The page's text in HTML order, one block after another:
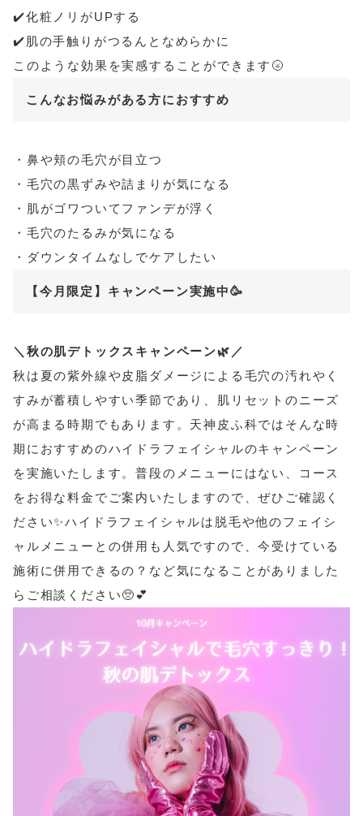
✔️化粧ノリがUPする
✔️肌の手触りがつるんとなめらかに
このような効果を実感することができます🌝
こんなお悩みがある方におすすめ
・鼻や頬の毛穴が目立つ
・毛穴の黒ずみや詰まりが気になる
・肌がゴワついてファンデが浮く
・毛穴のたるみが気になる
・ダウンタイムなしでケアしたい
【今月限定】キャンペーン実施中🥳
＼秋の肌デトックスキャンペーン🌿／
秋は夏の紫外線や皮脂ダメージによる毛穴の汚れやく
すみが蓄積しやすい季節であり、肌リセットのニーズ
が高まる時期でもあります。天神皮ふ科ではそんな時
期におすすめのハイドラフェイシャルのキャンペーン
を実施いたします。普段のメニューにはない、コース
をお得な料金でご案内いたしますので、ぜひご確認く
ださい✨ハイドラフェイシャルは脱毛や他のフェイシ
ャルメニューとの併用も人気ですので、今受けている
施術に併用できるの？など気になることがありました
らご相談ください🥺💕